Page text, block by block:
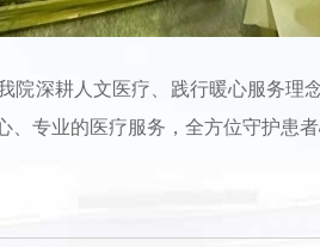
院深耕人文医疗、践行暖心服务
、专业的医疗服务，全方位守护患